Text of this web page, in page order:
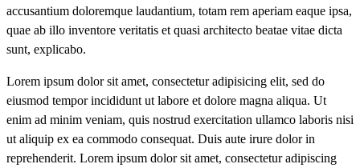
accusantium doloremque laudantium, totam rem aperiam eaque ipsa,
quae ab illo inventore veritatis et quasi architecto beatae vitae dicta
sunt, explicabo.
Lorem ipsum dolor sit amet, consectetur adipisicing elit, sed do
eiusmod tempor incididunt ut labore et dolore magna aliqua. Ut
enim ad minim veniam, quis nostrud exercitation ullamco laboris nisi
ut aliquip ex ea commodo consequat. Duis aute irure dolor in
reprehenderit. Lorem ipsum dolor sit amet, consectetur adipiscing